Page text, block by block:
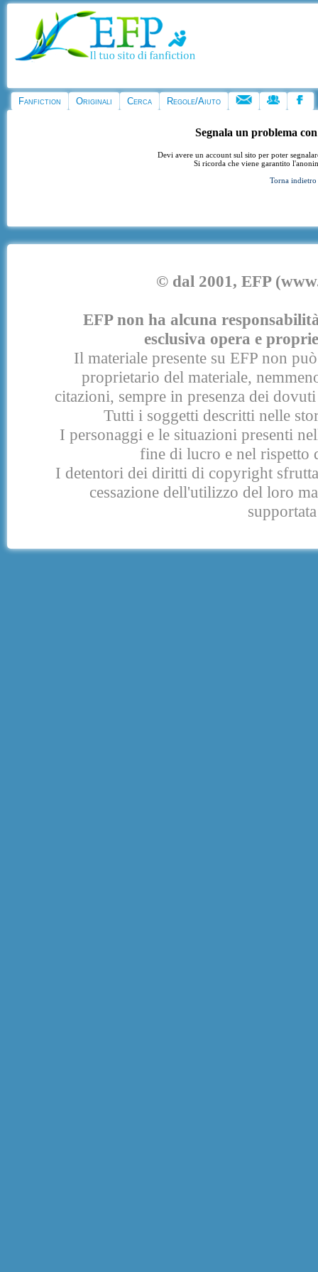
Fanfiction Originali Cerca Regole/Aiuto
Segnala un problema
Devi avere un account sul sito per poter
Si ricorda che viene garantito
Torna indietro
© dal 2001, EFP
EFP non ha alcuna
esclusiva opera e
Il materiale presente su EFP non
proprietario del materiale,
citazioni, sempre in presenza dei
Tutti i soggetti descritti nelle
I personaggi e le situazioni presenti
fine di lucro e nel rispetto
I detentori dei diritti di copyright
cessazione dell'utilizzo del loro